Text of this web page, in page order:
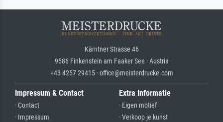
Kärntner Strasse 46
9586 Finkenstein am Faaker See · Austria
+43 4257 29415 · office@meisterdrucke.com
Impressum & Contact
· Contact
· Impressum
Extra Informatie
· Eigen motief
· Verkoop je kunst